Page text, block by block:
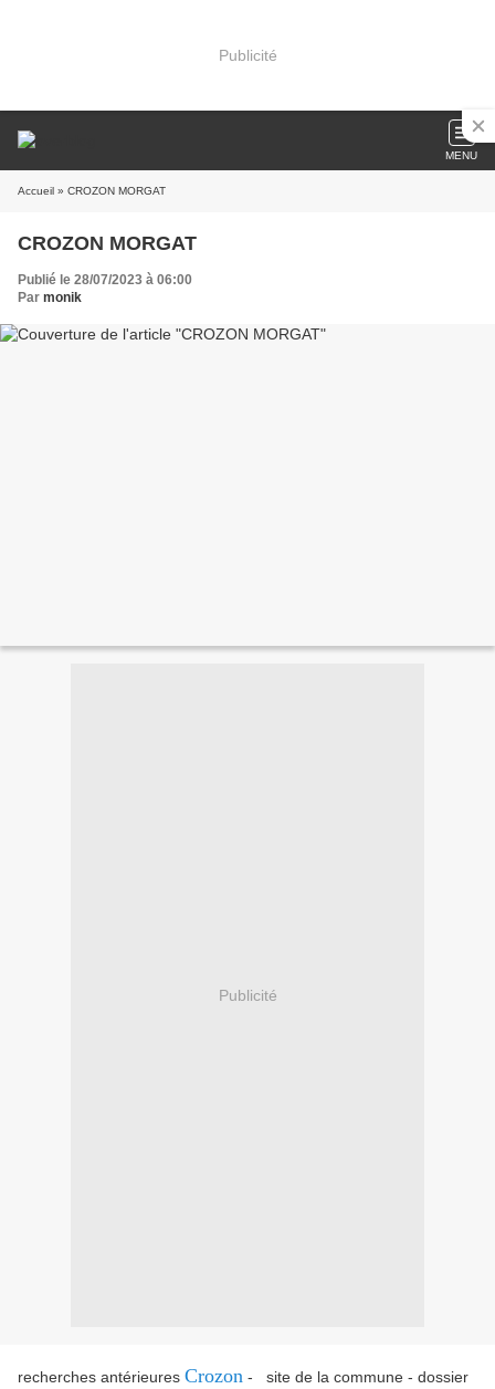
Publicité
MENU
Accueil » CROZON MORGAT
CROZON MORGAT
Publié le 28/07/2023 à 06:00
Par monik
Publicité
recherches antérieures Crozon - site de la commune - dossier